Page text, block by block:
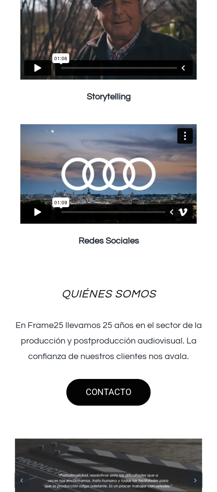
Storytelling
Redes Sociales
QUIÉNES SOMOS
En Frame25 llevamos 25 años en el sector de la
producción y postproducción audiovisual. La
confianza de nuestros clientes nos avala.
CONTACTO